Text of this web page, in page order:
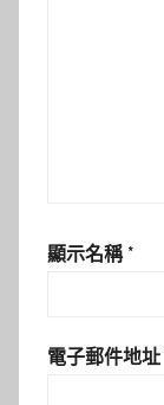
顯示名稱 *
電子郵件地址